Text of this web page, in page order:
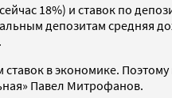
18%) и ставок по
депозитам средняя
в экономике.
Павел Митрофанов.